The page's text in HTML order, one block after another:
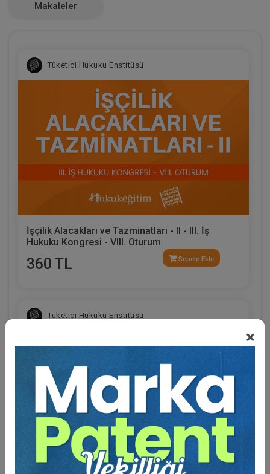
×
Makaleler
Tüketici Hukuku Enstitüsü
İşçilik Alacakları ve Tazminatları - II - III. İş
Hukuku Kongresi - VIII. Oturum
360 TL Sepete Ekle
Tüketici Hukuku Enstitüsü
Eğitmen Hakkında
Sosyal Medya